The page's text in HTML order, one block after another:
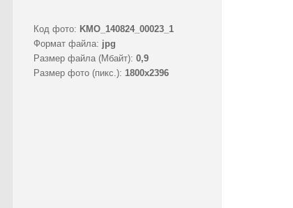
Код фото: KMO_140824_00023_1
Формат файла: jpg
Размер файла (Мбайт): 0,9
Размер фото (пикс.): 1800x2396